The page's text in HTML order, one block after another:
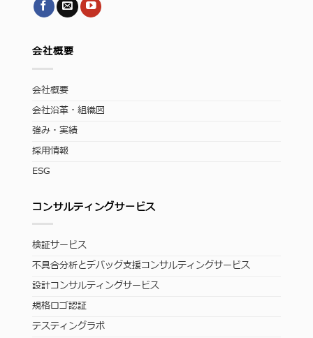
会社概要
会社概要
会社沿革・組織図
強み・実績
採用情報
ESG
コンサルティングサービス
検証サービス
不具合分析とデバッグ支援コンサルティングサービス
設計コンサルティングサービス
規格ロゴ認証
テスティングラボ